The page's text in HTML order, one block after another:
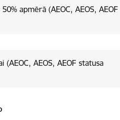
apmērā (AEOC, AEOS, AEOF
AEOS, AEOF statusa